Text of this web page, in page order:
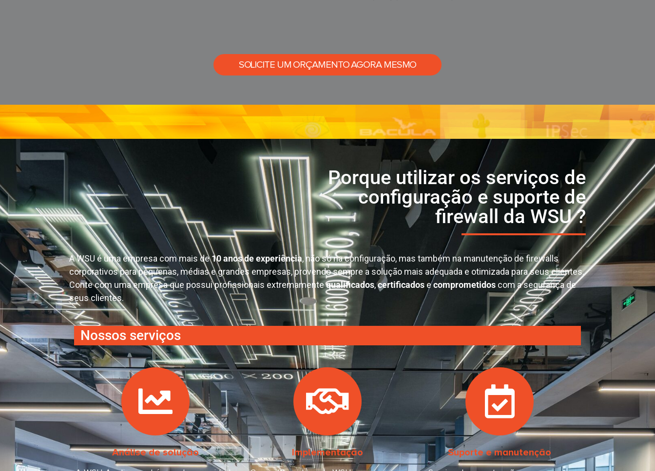
SOLICITE UM ORÇAMENTO AGORA MESMO
Porque utilizar os serviços de
configuração e suporte de
firewall da WSU ?
A WSU é uma empresa com mais de10 anos de experiência, não só na configuração, mas também na manutenção de firewalls
corporativos para pequenas, médias e grandes empresas, provendo sempre a solução mais adequada e otimizada para seus clientes.
Conte com uma empresa que possui profissionais extremamentequalificados,certificados ecomprometidos com a segurança de
seus clientes.
Nossos serviços
Análise de solução Implementação Suporte e manutenção